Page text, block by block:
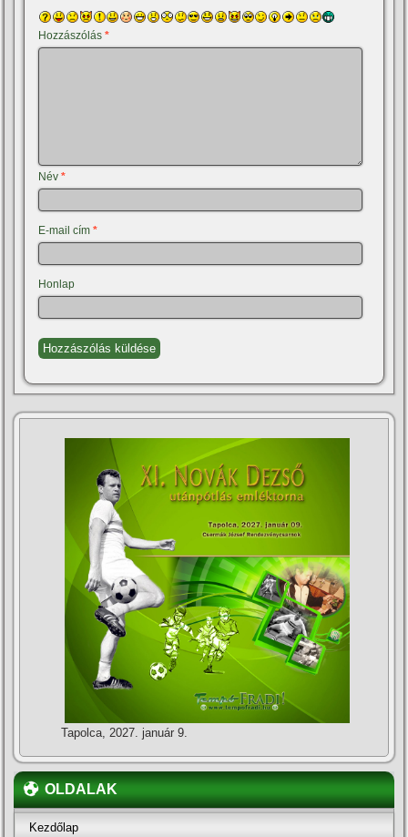
Hozzászólás*
Név*
E-mail cím*
Honlap
Tapolca, 2027. január 9.
OLDALAK
Kezdőlap